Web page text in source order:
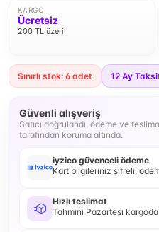
KARGO
Ücretsiz
200 TL üzeri
Sınırlı stok: 6 adet 12 Ay
Güvenli alışveriş
Satıcı doğrulandı, ödeme ve
tarafından koruma altında.
iyzico güvenceli ödeme
Kart bilgileriniz şifreli,
Hızlı teslimat
Tahmini Pazartesi kargoda